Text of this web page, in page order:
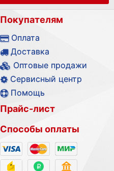
Покупателям
Оплата
Доставка
Оптовые продажи
Сервисный центр
Помощь
Прайс-лист
Способы оплаты